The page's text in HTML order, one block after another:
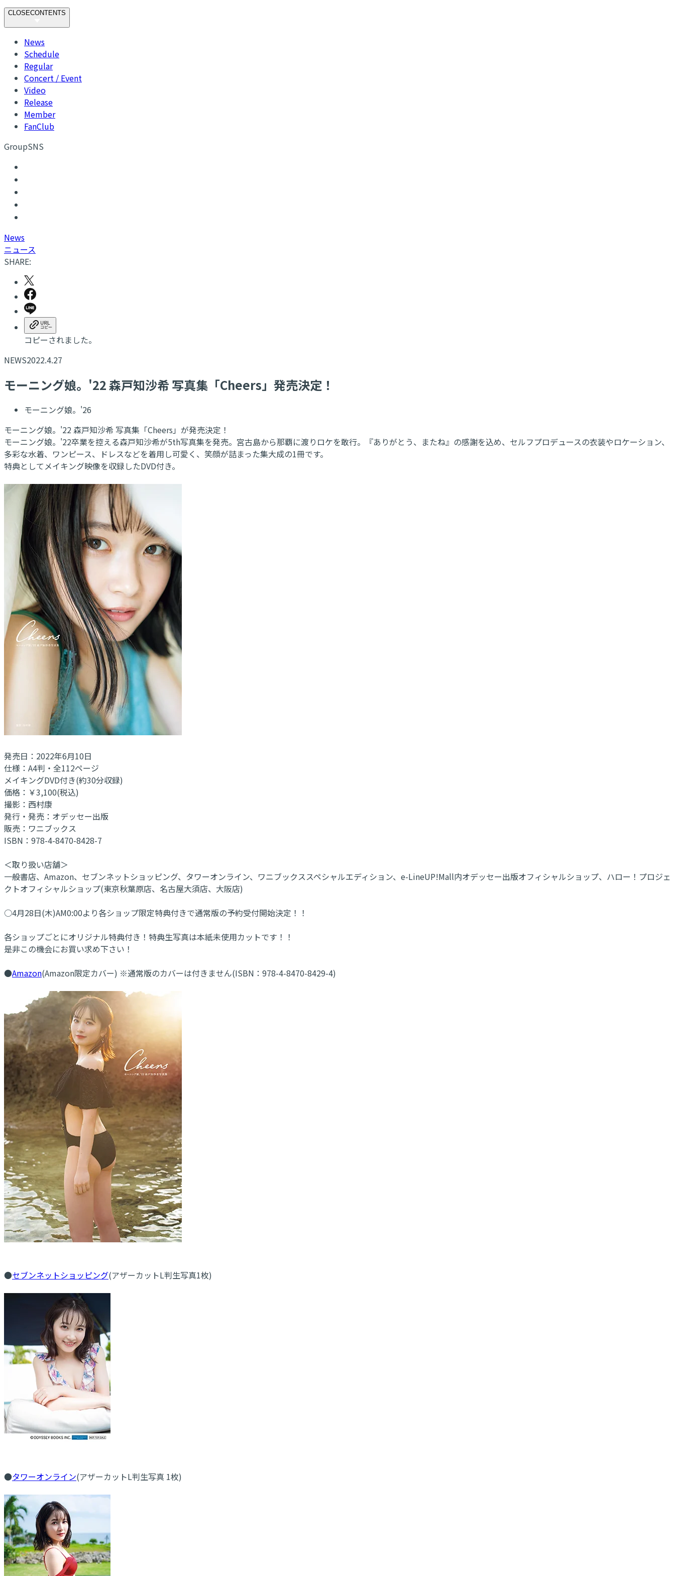
CLOSECONTENTS
News
Schedule
Regular
Concert / Event
Video
Release
Member
FanClub
GroupSNS
News
ニュース
SHARE:
コピーされました。
NEWS2022.4.27
モーニング娘。'22 森戸知沙希 写真集「Cheers」発売決定！
モーニング娘。'26
モーニング娘。'22 森戸知沙希 写真集「Cheers」が発売決定！
モーニング娘。'22卒業を控える森戸知沙希が5th写真集を発売。宮古島から那覇に渡りロケを敢行。『ありがとう、またね』の感謝を込め、セルフプロデュースの衣装やロケーション、
多彩な水着、ワンピース、ドレスなどを着用し可愛く、笑顔が詰まった集大成の1冊です。
特典としてメイキング映像を収録したDVD付き。
発売日：2022年6月10日
仕様：A4判・全112ページ
メイキングDVD付き(約30分収録)
価格：￥3,100(税込)
撮影：西村康
発行・発売：オデッセー出版
販売：ワニブックス
ISBN：978-4-8470-8428-7
＜取り扱い店舗＞
一般書店、Amazon、セブンネットショッピング、タワーオンライン、ワニブックススペシャルエディション、e-LineUP!Mall内オデッセー出版オフィシャルショップ、ハロー！プロジェ
クトオフィシャルショップ(東京秋葉原店、名古屋大須店、大阪店)
○4月28日(木)AM0:00より各ショップ限定特典付きで通常版の予約受付開始決定！！
各ショップごとにオリジナル特典付き！特典生写真は本紙未使用カットです！！
是非この機会にお買い求め下さい！
●Amazon(Amazon限定カバー) ※通常版のカバーは付きません(ISBN：978-4-8470-8429-4)
●セブンネットショッピング(アザーカットL判生写真1枚)
●タワーオンライン(アザーカットL判生写真 1枚)